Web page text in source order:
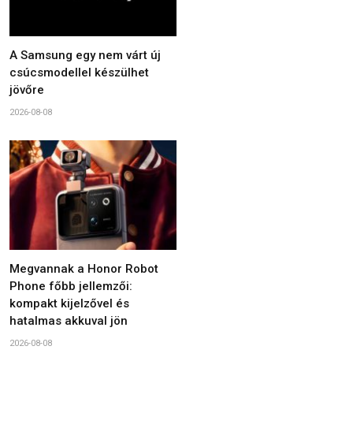
A Samsung egy nem várt új
csúcsmodellel készülhet
jövőre
2026-08-08
Megvannak a Honor Robot
Phone főbb jellemzői:
kompakt kijelzővel és
hatalmas akkuval jön
2026-08-08